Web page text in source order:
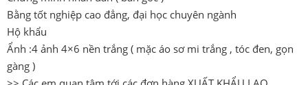
Bằng tốt nghiệp cao đẳng, đại học chuyên ngành
Hộ khẩu
Ẩnh :4 ảnh 4×6 nền trắng ( mặc áo sơ mi trắng , tóc đen, gọn
gàng )